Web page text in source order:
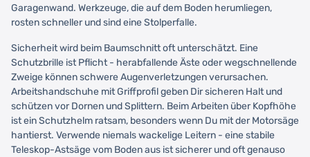
Garagenwand. Werkzeuge, die auf dem Boden herumliegen,
rosten schneller und sind eine Stolperfalle.
Sicherheit wird beim Baumschnitt oft unterschätzt. Eine
Schutzbrille ist Pflicht - herabfallende Äste oder wegschnellende
Zweige können schwere Augenverletzungen verursachen.
Arbeitshandschuhe mit Griffprofil geben Dir sicheren Halt und
schützen vor Dornen und Splittern. Beim Arbeiten über Kopfhöhe
ist ein Schutzhelm ratsam, besonders wenn Du mit der Motorsäge
hantierst. Verwende niemals wackelige Leitern - eine stabile
Teleskop-Astsäge vom Boden aus ist sicherer und oft genauso